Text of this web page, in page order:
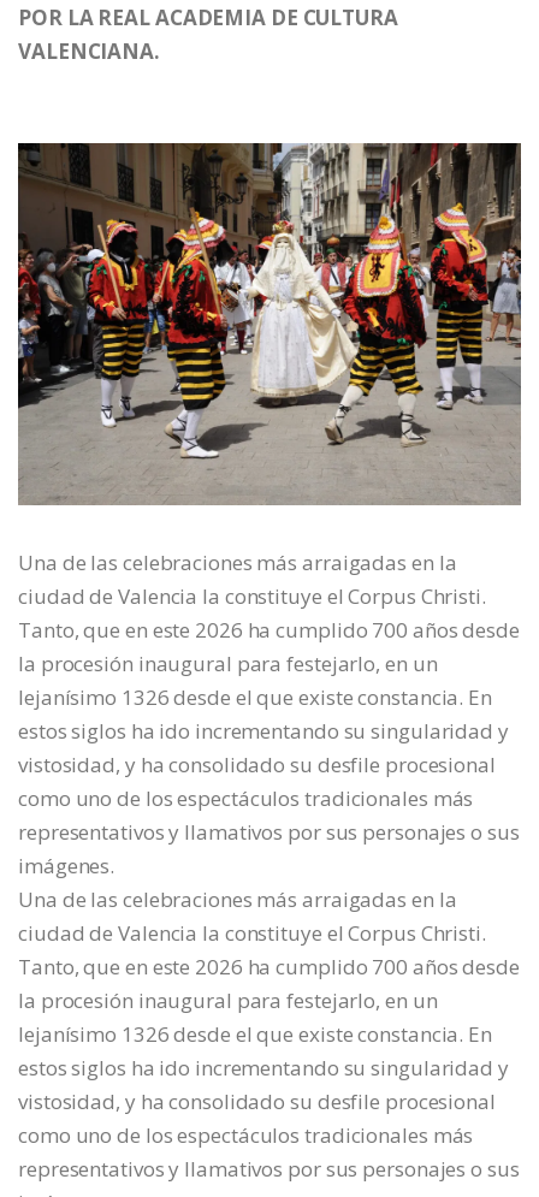
POR LA REAL ACADEMIA DE CULTURA
VALENCIANA.
Una de las celebraciones más arraigadas en la
ciudad de Valencia la constituye el Corpus Christi.
Tanto, que en este 2026 ha cumplido 700 años desde
la procesión inaugural para festejarlo, en un
lejanísimo 1326 desde el que existe constancia. En
estos siglos ha ido incrementando su singularidad y
vistosidad, y ha consolidado su desfile procesional
como uno de los espectáculos tradicionales más
representativos y llamativos por sus personajes o sus
imágenes.
Una de las celebraciones más arraigadas en la
ciudad de Valencia la constituye el Corpus Christi.
Tanto, que en este 2026 ha cumplido 700 años desde
la procesión inaugural para festejarlo, en un
lejanísimo 1326 desde el que existe constancia. En
estos siglos ha ido incrementando su singularidad y
vistosidad, y ha consolidado su desfile procesional
como uno de los espectáculos tradicionales más
representativos y llamativos por sus personajes o sus